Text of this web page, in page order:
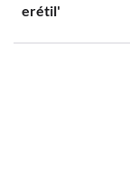
erétil'